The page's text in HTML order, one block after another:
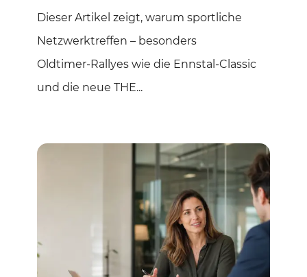
Dieser Artikel zeigt, warum sportliche
Netzwerktreffen – besonders
Oldtimer‑Rallyes wie die Ennstal‑Classic
und die neue THE...